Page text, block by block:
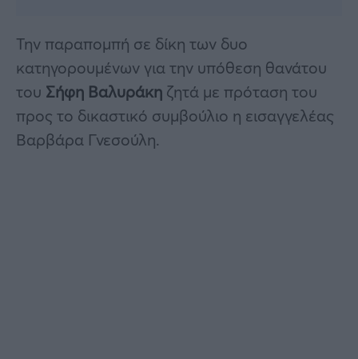
Την παραπομπή σε δίκη των δυο
κατηγορουμένων για την υπόθεση θανάτου
του Σήφη Βαλυράκη ζητά με πρόταση του
προς το δικαστικό συμβούλιο η εισαγγελέας
Βαρβάρα Γνεσούλη.